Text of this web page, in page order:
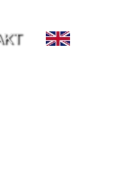
firmy:
role na Facebooku